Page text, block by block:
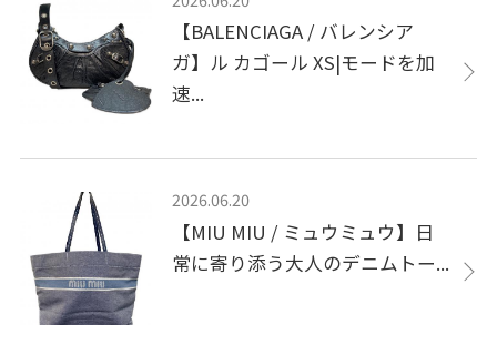
【BALENCIAGA / バレンシア
ガ】ル カゴール XS|モードを加
速...
2026.06.20
【MIU MIU / ミュウミュウ】日
常に寄り添う大人のデニムトー...